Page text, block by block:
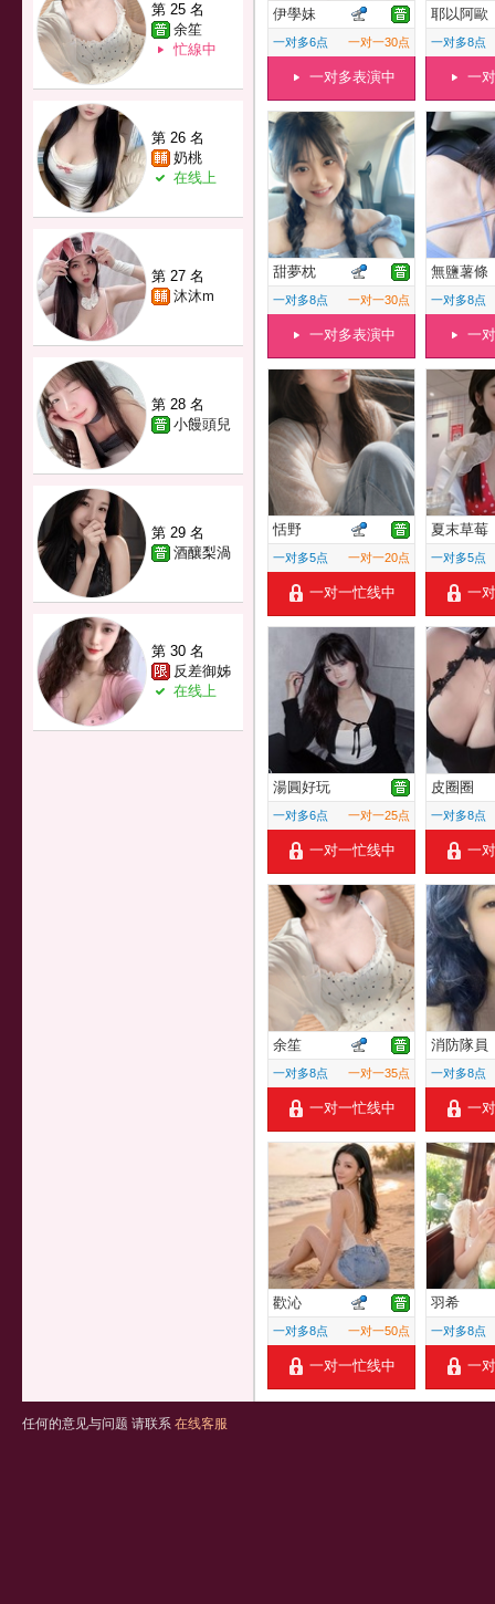
第 25 名
余笙
忙線中
第 26 名
奶桃
在线上
第 27 名
沐沐m
第 28 名
小饅頭兒
第 29 名
酒釀梨渦
第 30 名
反差御姊
在线上
伊學妹
一对多6点 一对一30点
一对多表演中
耶以阿歐
一对多8点
一
甜夢枕
一对多8点 一对一30点
一对多表演中
無鹽薯條
一对多8点
一
恬野
一对多5点 一对一20点
一对一忙线中
夏末草莓
一对多5点
一
湯圓好玩
一对多6点 一对一25点
一对一忙线中
皮圈圈
一对多8点
一
余笙
一对多8点 一对一35点
一对一忙线中
消防隊員
一对多8点
一
歡沁
一对多8点 一对一50点
一对一忙线中
羽希
一对多8点
一
任何的意见与问题 请联系 在线客服